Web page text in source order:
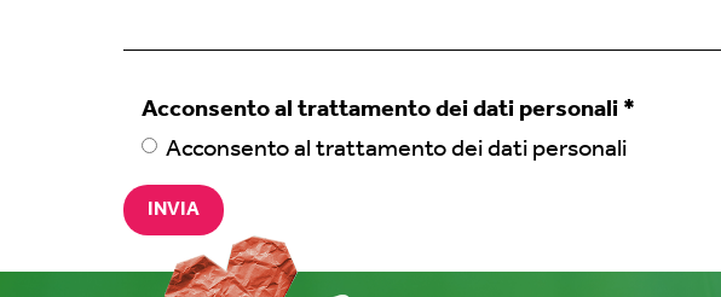
Scrivi
Acconsento al trattamento dei dati personali*
Acconsento altrattamento dei dati personali
INVIA